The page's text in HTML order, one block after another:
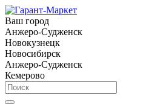
Ваш город
Анжеро-Судженск
Новокузнецк
Новосибирск
Анжеро-Судженск
Кемерово